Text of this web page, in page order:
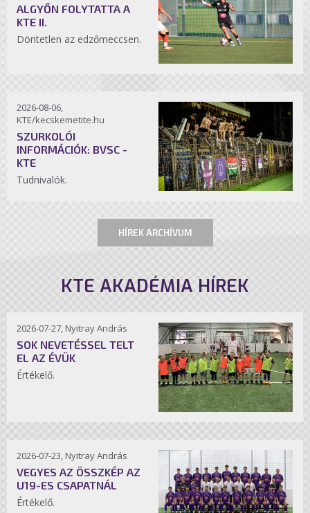
ALGYŐN FOLYTATTA A
KTE II.
Döntetlen az edzőmeccsen.
2026-08-06,
KTE/kecskemetite.hu
SZURKOLÓI
INFORMÁCIÓK: BVSC -
KTE
Tudnivalók.
HÍREK ARCHÍVUM
KTE AKADÉMIA HÍREK
2026-07-27, Nyitray András
SOK NEVETÉSSEL TELT
EL AZ ÉVÜK
Értékelő.
2026-07-23, Nyitray András
VEGYES AZ ÖSSZKÉP AZ
U19-ES CSAPATNÁL
Értékelő.